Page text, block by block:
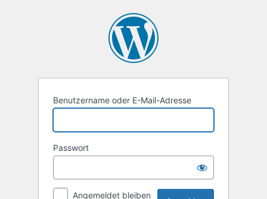
Benutzername oder E-Mail-Adresse
Passwort
Angemeldet bleiben